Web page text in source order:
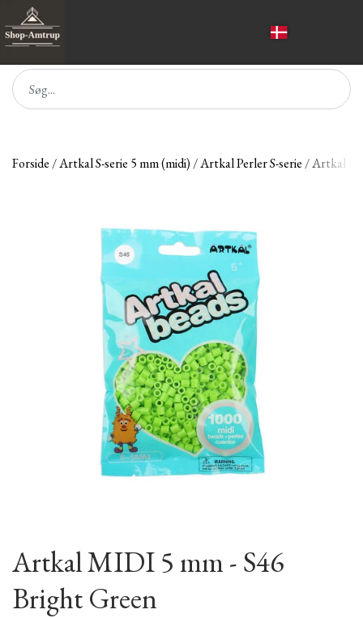
Forside Artkal S-serie 5 mm (midi) Artkal Perler S-serie Artkal
Artkal MIDI 5 mm - S46
Bright Green